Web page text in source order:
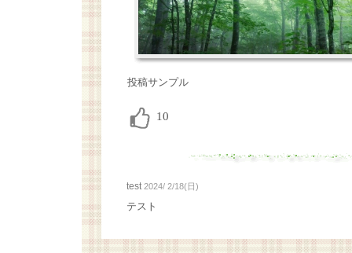
投稿サンプル
test2024/ 2/18(日)
テスト